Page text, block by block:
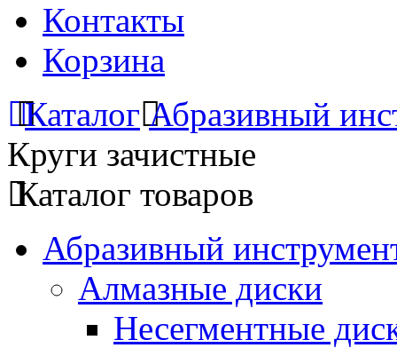
Контакты
Корзина
Каталог Абразивный
Круги зачистные
Каталог товаров
Абразивный
Алмазные диски
Несегментные